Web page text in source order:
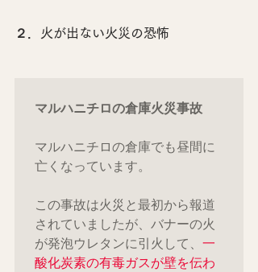
２．火が出ない火災の恐怖
マルハニチロの倉庫火災事故
マルハニチロの倉庫でも昼間に
亡くなっています。
この事故は火災と最初から報道
されていましたが、バナーの火
が発泡ウレタンに引火して、 一
酸化炭素の有毒ガスが壁を伝わ